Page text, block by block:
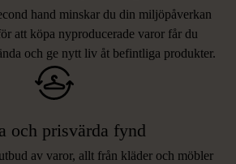
hand minskar du din miljöpåverkan
att köpa nyproducerade varor får du
och ge nytt liv åt befintliga produkter.
och prisvärda fynd
av varor, allt från kläder och möbler